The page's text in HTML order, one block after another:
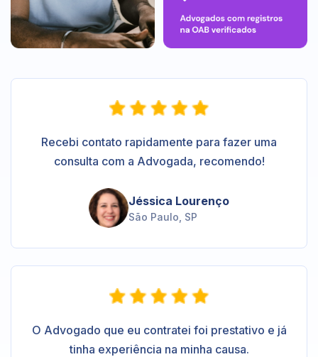
Recebi contato rapidamente para fazer uma
consulta com a Advogada, recomendo!
Jéssica Lourenço
São Paulo, SP
O Advogado que eu contratei foi prestativo e já
tinha experiência na minha causa.